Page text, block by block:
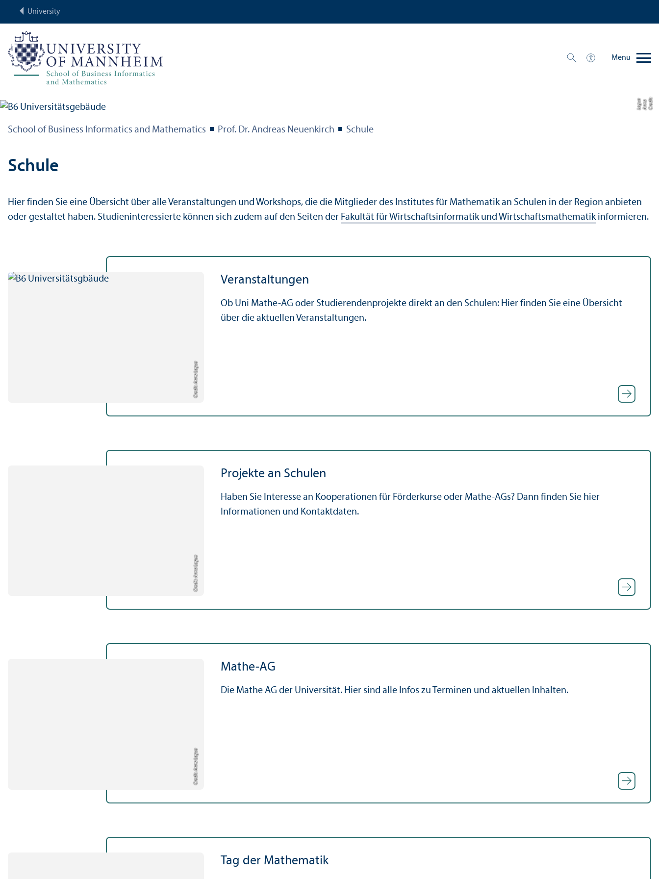
University
Menu
C
r
e
dit:
A
n
n
aL
o
g
u
e
School of Business Informatics and Mathematics Prof. Dr. Andreas Neuenkirch Schule
Schule
Hier finden Sie eine Übersicht über alle Veranstaltungen und Workshops, die die Mitglieder des Institutes für Mathematik an Schulen in der Region anbieten
oder gestaltet haben. Studieninteressierte können sich zudem auf den Seiten der Fakultät für Wirtschaftsinformatik und Wirtschaftsmathematikinformieren.
Credit: Anna Logue
Veranstaltungen
Ob Uni Mathe-AG oder Studierendenprojekte direkt an den Schulen: Hier finden Sie eine Übersicht
über die aktuellen Veranstaltungen.
Credit: Anna Logue
Projekte an Schulen
Haben Sie Interesse an Kooperationen für Förderkurse oder Mathe-AGs? Dann finden Sie hier
Informationen und Kontaktdaten.
Credit: Anna Logue
Mathe-AG
Die Mathe AG der Universität. Hier sind alle Infos zu Terminen und aktuellen Inhalten.
Tag der Mathematik